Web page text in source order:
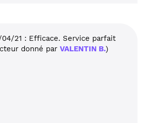
04/21 : Efficace. Service parfait
donné par VALENTIN B.)